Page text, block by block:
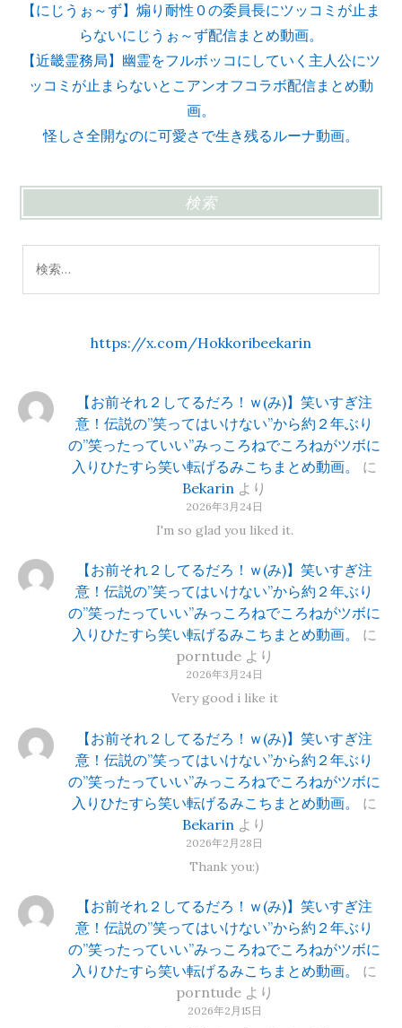
【にじうぉ～ず】煽り耐性０の委員長にツッコミが止ま
らないにじうぉ～ず配信まとめ動画。
【近畿霊務局】幽霊をフルボッコにしていく主人公にツ
ッコミが止まらないとこアンオフコラボ配信まとめ動
画。
怪しさ全開なのに可愛さで生き残るルーナ動画。
検索
索:
https://x.com/Hokkoribeekarin
【お前それ２してるだろ！ｗ(み)】笑いすぎ注
意！伝説の”笑ってはいけない”から約２年ぶり
の”笑ったっていい”みっころねでころねがツボに
入りひたすら笑い転げるみこちまとめ動画。
に
Bekarin より
2026年3月24日
I'm so glad you liked it.
【お前それ２してるだろ！ｗ(み)】笑いすぎ注
意！伝説の”笑ってはいけない”から約２年ぶり
の”笑ったっていい”みっころねでころねがツボに
入りひたすら笑い転げるみこちまとめ動画。
に
porntudeより
2026年3月24日
Very good i like it
【お前それ２してるだろ！ｗ(み)】笑いすぎ注
意！伝説の”笑ってはいけない”から約２年ぶり
の”笑ったっていい”みっころねでころねがツボに
入りひたすら笑い転げるみこちまとめ動画。
に
Bekarin より
2026年2月28日
Thank you:)
【お前それ２してるだろ！ｗ(み)】笑いすぎ注
意！伝説の”笑ってはいけない”から約２年ぶり
の”笑ったっていい”みっころねでころねがツボに
入りひたすら笑い転げるみこちまとめ動画。
に
porntudeより
2026年2月15日